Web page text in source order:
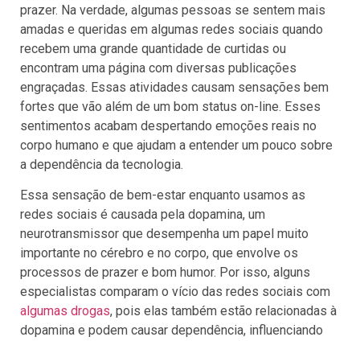
prazer. Na verdade, algumas pessoas se sentem mais
amadas e queridas em algumas redes sociais quando
recebem uma grande quantidade de curtidas ou
encontram uma página com diversas publicações
engraçadas. Essas atividades causam sensações bem
fortes que vão além de um bom status on-line. Esses
sentimentos acabam despertando emoções reais no
corpo humano e que ajudam a entender um pouco sobre
a dependência da tecnologia.
Essa sensação de bem-estar enquanto usamos as
redes sociais é causada pela dopamina, um
neurotransmissor que desempenha um papel muito
importante no cérebro e no corpo, que envolve os
processos de prazer e bom humor. Por isso, alguns
especialistas comparam o vício das redes sociais com
algumas drogas, pois elas também estão relacionadas à
dopamina e podem causar dependência, influenciando